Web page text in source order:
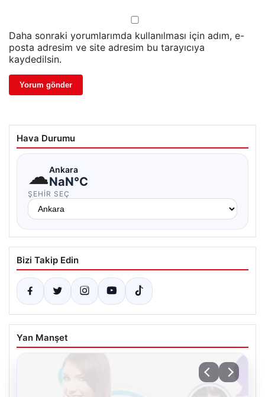
Daha sonraki yorumlarımda kullanılması için adım, e-
posta adresim ve site adresim bu tarayıcıya
kaydedilsin.
Hava Durumu
☁Ankara
NaN°C
ŞEHIR SEÇ
Bizi Takip Edin
Yan Manşet